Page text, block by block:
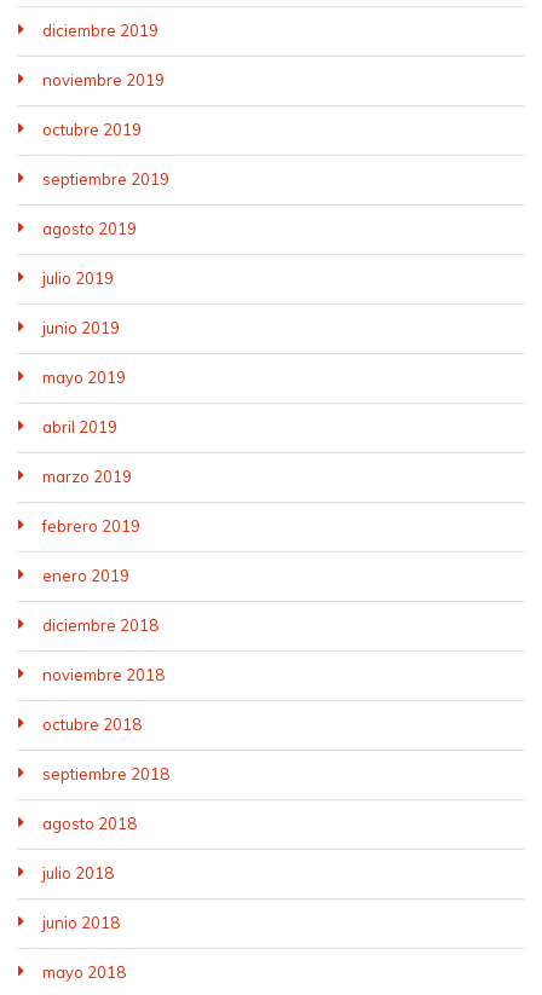
diciembre 2019
noviembre 2019
octubre 2019
septiembre 2019
agosto 2019
julio 2019
junio 2019
mayo 2019
abril 2019
marzo 2019
febrero 2019
enero 2019
diciembre 2018
noviembre 2018
octubre 2018
septiembre 2018
agosto 2018
julio 2018
junio 2018
mayo 2018